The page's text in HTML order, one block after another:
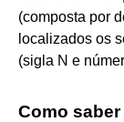
(composta por
localizados os
(sigla N e
Como